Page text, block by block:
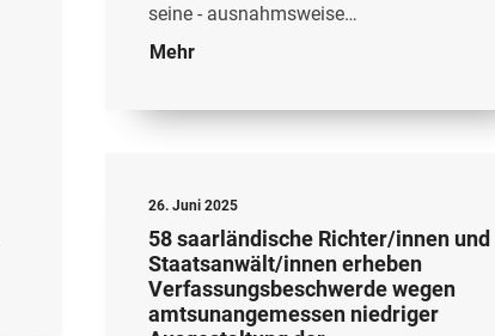
seine - ausnahmsweise…
Mehr
26. Juni 2025
58 saarländische Richter/innen und
Staatsanwält/innen erheben
Verfassungsbeschwerde wegen
amtsunangemessen niedriger